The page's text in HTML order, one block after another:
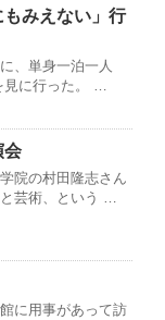
みえない」行
、単身一泊一人
に行った。 …
会
院の村田隆志さん
芸術、という …
に用事があって訪